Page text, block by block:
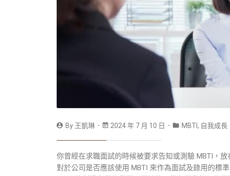
By 王凱琳 2024 年 7 月 10 日 MBTI, 自我成長
你曾經在求職面試的時候被要求告知或測驗 MBTI，
對於公司是否應該使用 MBTI 來作為面試及錄用的標